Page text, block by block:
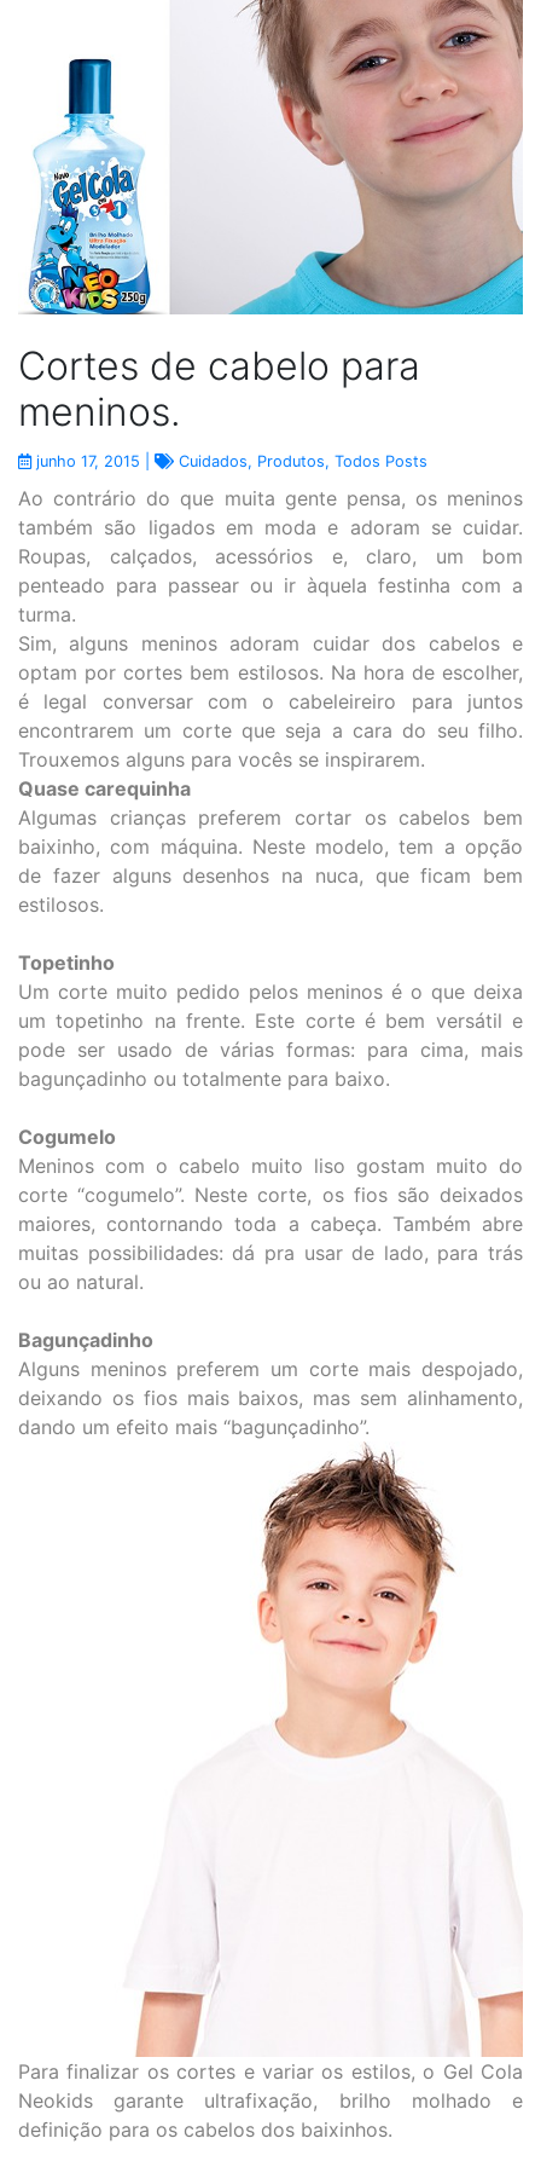
Cortes de cabelo para
meninos.
junho 17, 2015 | Cuidados, Produtos, Todos Posts
Ao contrário do que muita gente pensa, os meninos
também são ligados em moda e adoram se cuidar.
Roupas, calçados, acessórios e, claro, um bom
penteado para passear ou ir àquela festinha com a
turma.
Sim, alguns meninos adoram cuidar dos cabelos e
optam por cortes bem estilosos. Na hora de escolher,
é legal conversar com o cabeleireiro para juntos
encontrarem um corte que seja a cara do seu filho.
Trouxemos alguns para vocês se inspirarem.
Quase carequinha
Algumas crianças preferem cortar os cabelos bem
baixinho, com máquina. Neste modelo, tem a opção
de fazer alguns desenhos na nuca, que ficam bem
estilosos.
Topetinho
Um corte muito pedido pelos meninos é o que deixa
um topetinho na frente. Este corte é bem versátil e
pode ser usado de várias formas: para cima, mais
bagunçadinho ou totalmente para baixo.
Cogumelo
Meninos com o cabelo muito liso gostam muito do
corte “cogumelo”. Neste corte, os fios são deixados
maiores, contornando toda a cabeça. Também abre
muitas possibilidades: dá pra usar de lado, para trás
ou ao natural.
Bagunçadinho
Alguns meninos preferem um corte mais despojado,
deixando os fios mais baixos, mas sem alinhamento,
dando um efeito mais “bagunçadinho”.
Para finalizar os cortes e variar os estilos, o Gel Cola
Neokids garante ultrafixação, brilho molhado e
definição para os cabelos dos baixinhos.